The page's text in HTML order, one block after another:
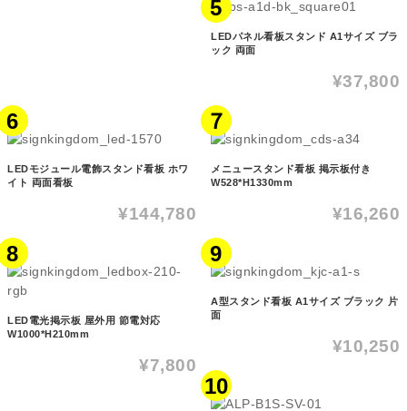
5
LEDパネル看板スタンド A1サイズ ブラ
ック 両面
¥37,800
6
LEDモジュール電飾スタンド看板 ホワ
イト 両面看板
¥144,780
７
メニュースタンド看板 掲示板付き
W528*H1330mm
¥16,260
8
LED電光掲示板 屋外用 節電対応
W1000*H210mm
¥7,800
9
A型スタンド看板 A1サイズ ブラック 片
面
¥10,250
10